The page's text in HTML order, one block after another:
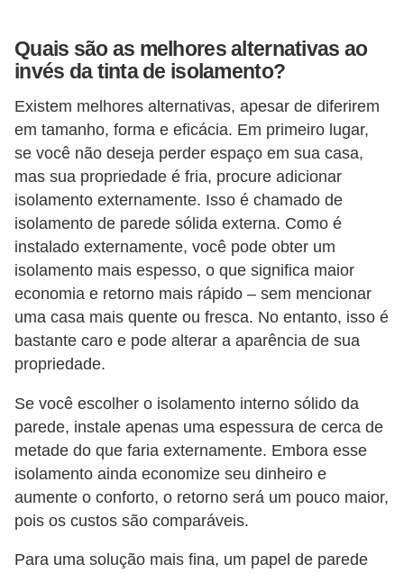
Quais são as melhores alternativas ao
invés da tinta de isolamento?
Existem melhores alternativas, apesar de diferirem
em tamanho, forma e eficácia. Em primeiro lugar,
se você não deseja perder espaço em sua casa,
mas sua propriedade é fria, procure adicionar
isolamento externamente. Isso é chamado de
isolamento de parede sólida externa. Como é
instalado externamente, você pode obter um
isolamento mais espesso, o que significa maior
economia e retorno mais rápido – sem mencionar
uma casa mais quente ou fresca. No entanto, isso é
bastante caro e pode alterar a aparência de sua
propriedade.
Se você escolher o isolamento interno sólido da
parede, instale apenas uma espessura de cerca de
metade do que faria externamente. Embora esse
isolamento ainda economize seu dinheiro e
aumente o conforto, o retorno será um pouco maior,
pois os custos são comparáveis.
Para uma solução mais fina, um papel de parede